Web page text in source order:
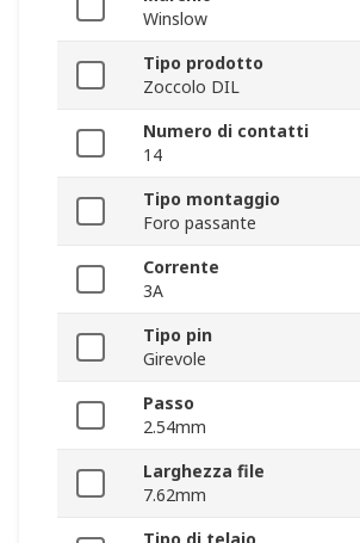
Winslow
Tipo prodotto
Zoccolo DIL
Numero di contatti
14
Tipo montaggio
Foro passante
Corrente
3A
Tipo pin
Girevole
Passo
2.54mm
Larghezza file
7.62mm